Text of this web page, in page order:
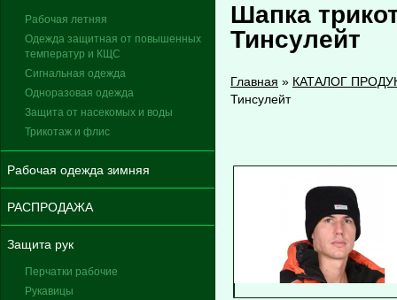
Рабочая летняя
Одежда защитная от повышенных
температур и КЩС
Сигнальная одежда
Одноразовая одежда
Защита от насекомых и воды
Трикотаж и флис
Рабочая одежда зимняя
РАСПРОДАЖА
Защита рук
Перчатки рабочие
Рукавицы
Шапка
Тинсулейт
Главная » КАТАЛОГ
Тинсулейт